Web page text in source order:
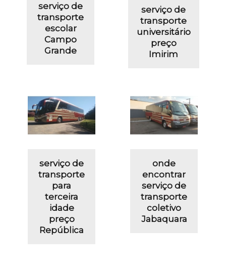
serviço de
transporte
escolar
Campo
Grande
serviço de
transporte
universitário
preço
Imirim
serviço de
transporte
para
terceira
idade
preço
República
onde
encontrar
serviço de
transporte
coletivo
Jabaquara